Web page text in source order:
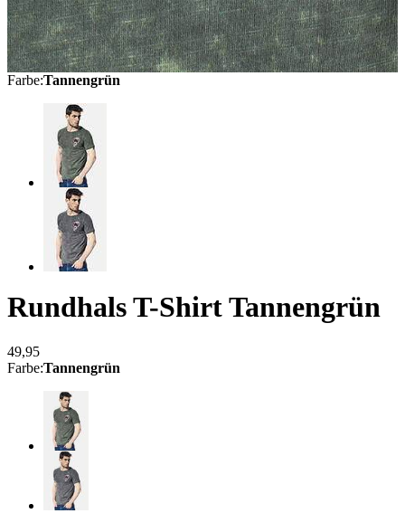
Farbe:Tannengrün
Rundhals T-ShirtTannengrün
49,95
Farbe:Tannengrün